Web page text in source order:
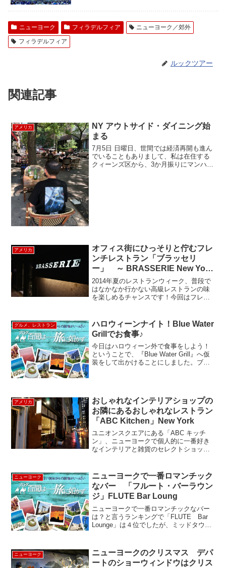
ニューヨーク フィラデルフィア
ニューヨーク／郊外
フィラデルフィア
ルックツアー
関連記事
アメリカ
NY アウトサイド・ダイニング始
まる
7月5日 日曜日、世間では経済再開も進ん
でいることもありまして、私は在住する
クィーンズ区から、3か月振りにマンハッ
アメリカ
オフィス街にひっそりと佇むフレ
ンチレストラン「ブラッセリ
ー」 ～ BRASSERIE New York
～
2014年夏のレストランウィーク、普段で
はなかなか行かない高級レストランの味
を楽しめるチャンスです！今回はフレン
ニューの間、53丁目にあります。店構え
はシンプル。...
グルメ、レストラン
ハロウィーンナイト！Blue Water
Grillでお食事♪
今日はハロウィーン外で食事をしよう！
ということで、『Blue Water Grill』へ仮
装をして出かけることにしました。ブラ
アメリカ
おしゃれなインテリアショップの
お隣にあるおしゃれなレストラン
「ABC Kitchen」New York
ユニオンスクエアにある「ABC キッチ
ン」、ニューヨークで個人的に一番好き
なインテリアと雑貨のセレクトショップ
す。ジャンジョルジュといっても敷居の
高いレ...
ニューヨーク
ニューヨークで一番ロマンチック
なバー 「フルート・バーラウン
ジ」FLUTE Bar Loung
ニューヨークで一番ロマンチックなバー
は？と言うランキングで「FLUTE Bar
Lounge」は４位でしたが、ミッドタウン
１番としました。 場所は、ニューヨー
ク・ヒルト...
ニューヨーク
ニューヨークのクリスマス デパ
ートのショーウィンドウはクリス